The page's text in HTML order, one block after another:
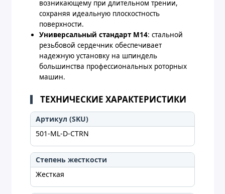
возникающему при длительном трении,
сохраняя идеальную плоскостность
поверхности.
Универсальный стандарт M14: стальной
резьбовой сердечник обеспечивает
надежную установку на шпиндель
большинства профессиональных роторных
машин.
ТЕХНИЧЕСКИЕ ХАРАКТЕРИСТИКИ
Артикул (SKU)
501-ML-D-CTRN
Степень жесткости
Жесткая